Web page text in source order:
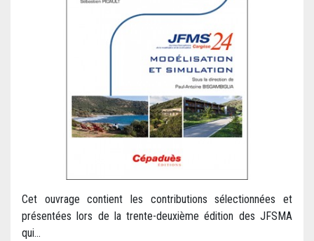
Cet ouvrage contient les contributions sélectionnées et
présentées lors de la trente-deuxième édition des JFSMA
qui...